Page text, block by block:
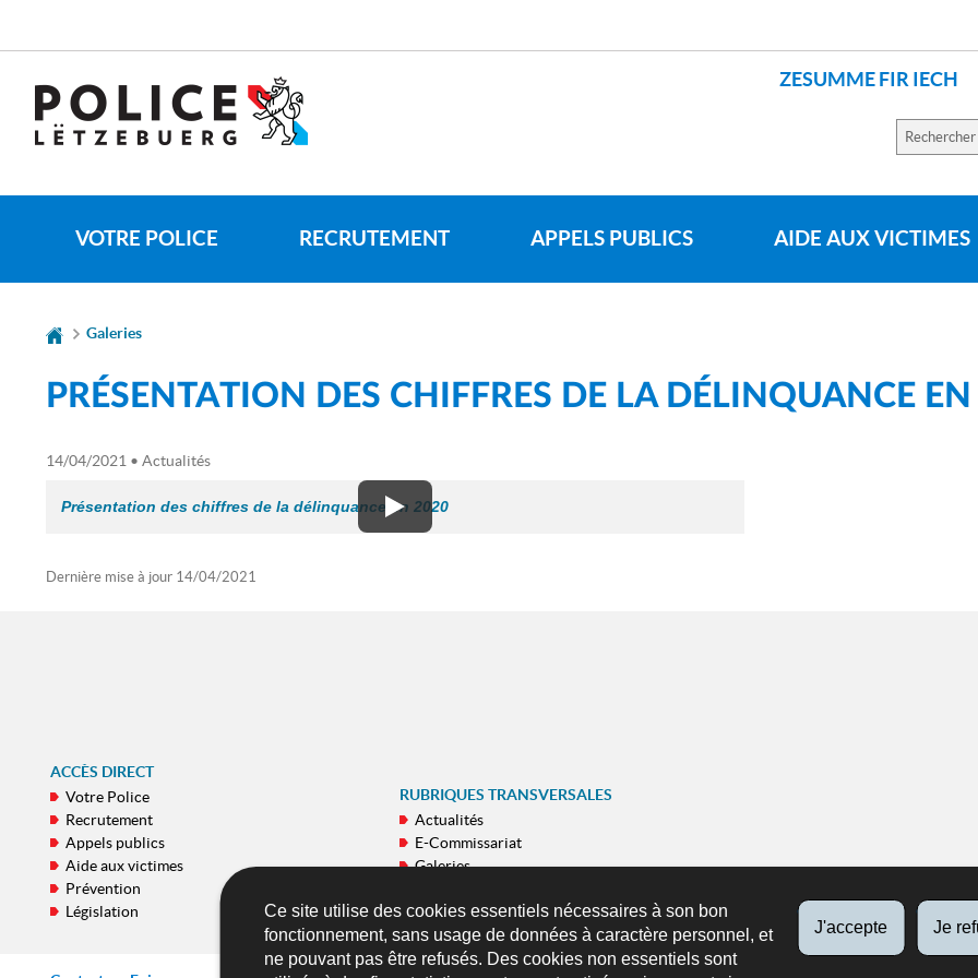
Ce site utilise des cookies essentiels nécessaires à son bon
fonctionnement, sans usage de données à caractère personnel, et
ne pouvant pas être refusés. Des cookies non essentiels sont
J'accepte Je
navigation
ZESUMME FIR IECH
DE
LANGUE
VOTRE POLICE RECRUTEMENT APPELS PUBLICS AIDE AUX VICTIMES
sur
site
Galeries
PRÉSENTATION DES CHIFFRES DE LA DÉLINQUANCE
14/04/2021 • Actualités
Présentation des chiffres de la délinquance en 2020
Dernière mise à jour 14/04/2021
ACCÈS DIRECT
Votre Police
Recrutement
Appels publics
Aide aux victimes
Prévention
Législation
RUBRIQUES TRANSVERSALES
Actualités
E-Commissariat
Galeries
Application mobile
Facebook
Youtube